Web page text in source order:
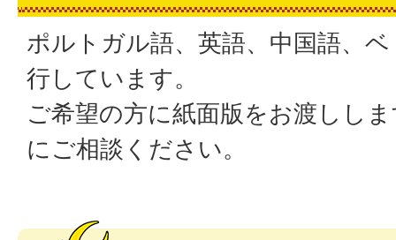
ポルトガル語、英語、中国語、
行しています。
ご希望の方に紙面版をお渡しし
にご相談ください。